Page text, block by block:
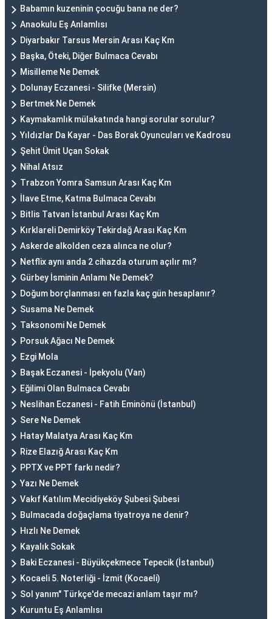
Babamın kuzeninin çocuğu bana ne der?
Anaokulu Eş Anlamlısı
Diyarbakır Tarsus Mersin Arası Kaç Km
Başka, Öteki, Diğer Bulmaca Cevabı
Misilleme Ne Demek
Dolunay Eczanesi - Silifke (Mersin)
Bertmek Ne Demek
Kaymakamlık mülakatında hangi sorular sorulur?
Yıldızlar Da Kayar - Das Borak Oyuncuları ve Kadrosu
Şehit Ümit Uçan Sokak
Nihal Atsız
Trabzon Yomra Samsun Arası Kaç Km
İlave Etme, Katma Bulmaca Cevabı
Bitlis Tatvan İstanbul Arası Kaç Km
Kırklareli Demirköy Tekirdağ Arası Kaç Km
Askerde alkolden ceza alınca ne olur?
Netflix aynı anda 2 cihazda oturum açılır mı?
Gürbey İsminin Anlamı Ne Demek?
Doğum borçlanması en fazla kaç gün hesaplanır?
Susama Ne Demek
Taksonomi Ne Demek
Porsuk Ağacı Ne Demek
Ezgi Mola
Başak Eczanesi - İpekyolu (Van)
Eğilimi Olan Bulmaca Cevabı
Neslihan Eczanesi - Fatih Eminönü (İstanbul)
Sere Ne Demek
Hatay Malatya Arası Kaç Km
Rize Elazığ Arası Kaç Km
PPTX ve PPT farkı nedir?
Yazı Ne Demek
Vakıf Katılım Mecidiyeköy Şubesi Şubesi
Bulmacada doğaçlama tiyatroya ne denir?
Hızlı Ne Demek
Kayalık Sokak
Baki Eczanesi - Büyükçekmece Tepecik (İstanbul)
Kocaeli 5. Noterliği - İzmit (Kocaeli)
Sol yanım" Türkçe'de mecazi anlam taşır mı?
Kuruntu Eş Anlamlısı